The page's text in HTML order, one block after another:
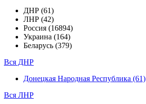
ДНР (61)
ЛНР (42)
Россия (16894)
Украина (164)
Беларусь (379)
Вся ДНР
Донецкая Народная Республика (61)
Вся ЛНР